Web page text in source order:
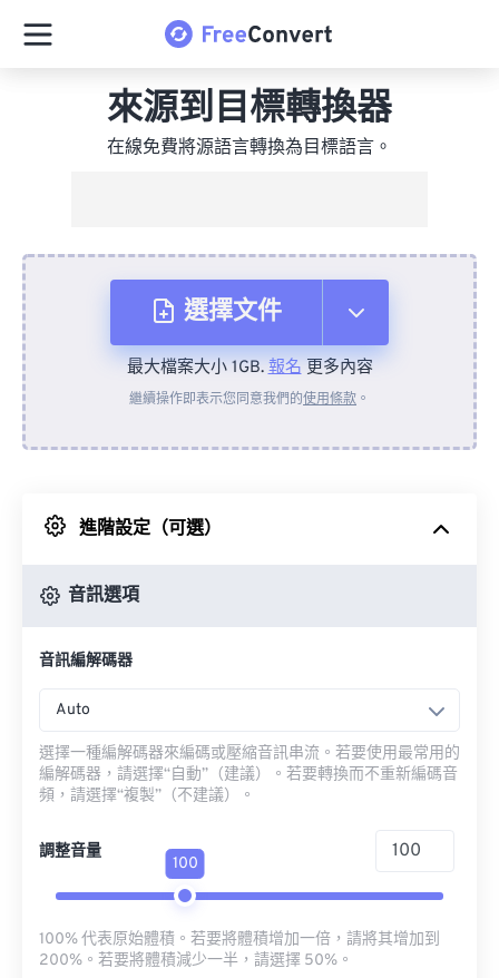
來源到目標轉換器
在線免費將源語言轉換為目標語言。
選擇文件
來自裝置
來自 Google 雲端硬碟
最大檔案大小 1GB.報名更多內容
繼續操作即表示您同意我們的使用條款 。
進階設定（可選）
音訊選項
音訊編解碼器
Auto
選擇一種編解碼器來編碼或壓縮音訊串流。若要使用最常用的
編解碼器，請選擇“自動”（建議）。若要轉換而不重新編碼音
頻，請選擇“複製”（不建議）。
調整音量
100
100% 代表原始體積。若要將體積增加一倍，請將其增加到
200%。若要將體積減少一半，請選擇 50%。